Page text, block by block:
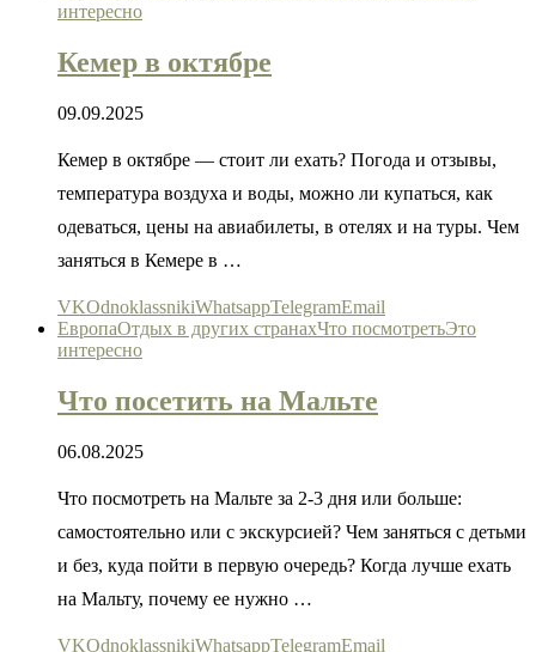
интересно
Кемер в октябре
09.09.2025
Кемер в октябре — стоит ли ехать? Погода и отзывы,
температура воздуха и воды, можно ли купаться, как
одеваться, цены на авиабилеты, в отелях и на туры. Чем
заняться в Кемере в …
VKOdnoklassnikiWhatsappTelegramEmail
ЕвропаОтдых в других странахЧто посмотретьЭто
интересно
Что посетить на Мальте
06.08.2025
Что посмотреть на Мальте за 2-3 дня или больше:
самостоятельно или с экскурсией? Чем заняться с детьми
и без, куда пойти в первую очередь? Когда лучше ехать
на Мальту, почему ее нужно …
VKOdnoklassnikiWhatsappTelegramEmail